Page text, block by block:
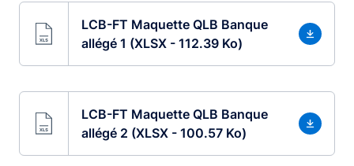
LCB-FT Maquette QLB Banque
allégé 1 (XLSX - 112.39 Ko)
LCB-FT Maquette QLB Banque
allégé 2 (XLSX - 100.57 Ko)